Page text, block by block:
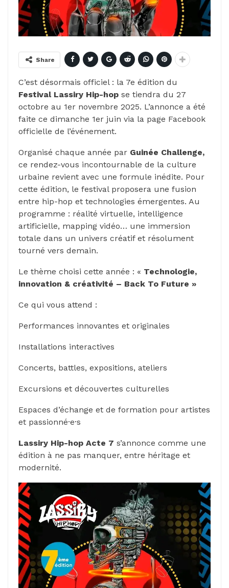
Share
C’est désormais officiel : la 7e édition du
Festival Lassiry Hip-hop se tiendra du 27
octobre au 1er novembre 2025. L’annonce a été
faite ce dimanche 1er juin via la page Facebook
officielle de l’événement.
Organisé chaque année par Guinée Challenge,
ce rendez-vous incontournable de la culture
urbaine revient avec une formule inédite. Pour
cette édition, le festival proposera une fusion
entre hip-hop et technologies émergentes. Au
programme : réalité virtuelle, intelligence
artificielle, mapping vidéo… une immersion
totale dans un univers créatif et résolument
tourné vers demain.
Le thème choisi cette année : « Technologie,
innovation & créativité – Back To Future »
Ce qui vous attend :
Performances innovantes et originales
Installations interactives
Concerts, battles, expositions, ateliers
Excursions et découvertes culturelles
Espaces d’échange et de formation pour artistes
et passionné·e·s
Lassiry Hip-hop Acte 7 s’annonce comme une
édition à ne pas manquer, entre héritage et
modernité.